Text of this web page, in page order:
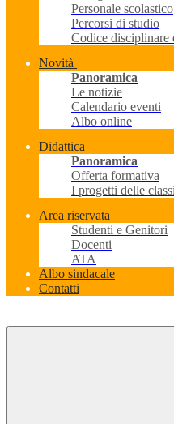
Personale scolastico
Percorsi di studio
Codice disciplinare
Novità
Panoramica
Le notizie
Calendario eventi
Albo online
Didattica
Panoramica
Offerta formativa
I progetti delle classi
Area riservata
Studenti e Genitori
Docenti
ATA
Albo sindacale
Contatti